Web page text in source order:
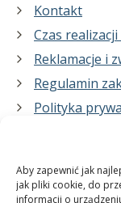
Aby zapewnić jak
jak pliki cookie, do
informacji o
Kontakt
Czas
Reklamacje i
Regulamin
Polityka
Co zrobimy